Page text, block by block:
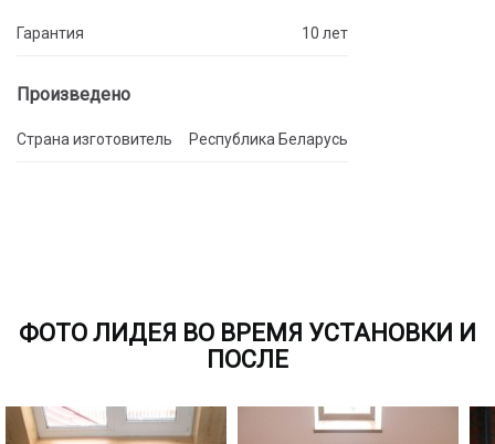
Гарантия 10 лет
Произведено
Страна изготовитель Республика Беларусь
ФОТО ЛИДЕЯ ВО ВРЕМЯ УСТАНОВКИ И
ПОСЛЕ